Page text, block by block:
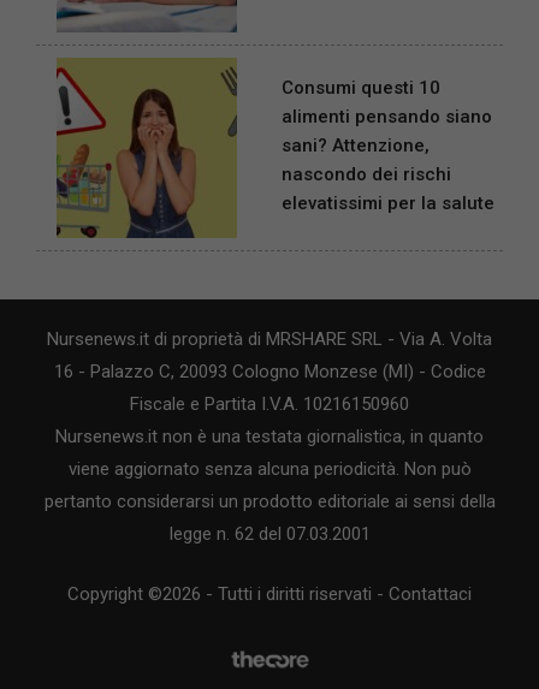
Consumi questi 10
alimenti pensando siano
sani? Attenzione,
nascondo dei rischi
elevatissimi per la salute
Nursenews.it di proprietà di MRSHARE SRL - Via A. Volta
16 - Palazzo C, 20093 Cologno Monzese (MI) - Codice
Fiscale e Partita I.V.A. 10216150960
Nursenews.it non è una testata giornalistica, in quanto
viene aggiornato senza alcuna periodicità. Non può
pertanto considerarsi un prodotto editoriale ai sensi della
legge n. 62 del 07.03.2001
Copyright ©2026 - Tutti i diritti riservati - Contattaci